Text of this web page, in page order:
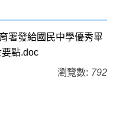
署發給國民中學優秀畢
點.doc
瀏覽數: 792